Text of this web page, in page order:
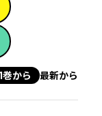
巻から 最新から